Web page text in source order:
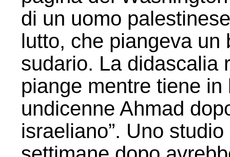
di un uomo
lutto, che piangeva
sudario. La didascalia
piange mentre tiene
undicenne Ahmad
israeliano”. Uno